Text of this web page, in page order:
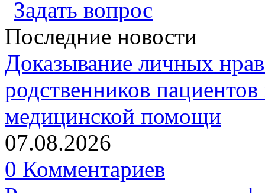
Задать вопрос
Последние новости
Доказывание личных
родственников
медицинской помощи
07.08.2026
0 Комментариев